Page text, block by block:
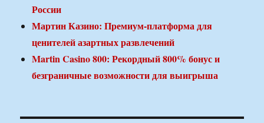
России
Мартин Казино: Премиум-платформа для
ценителей азартных развлечений
Martin Casino 800: Рекордный 800% бонус и
безграничные возможности для выигрыша